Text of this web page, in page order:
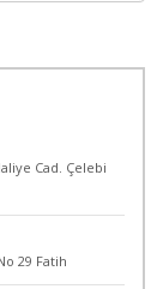
Cad. Çelebi
29 Fatih